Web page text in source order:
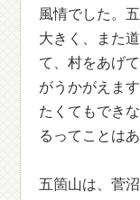
風情でした。
大きく、また
て、村をあげ
がうかがえま
たくてもでき
るってことは
五箇山は、菅